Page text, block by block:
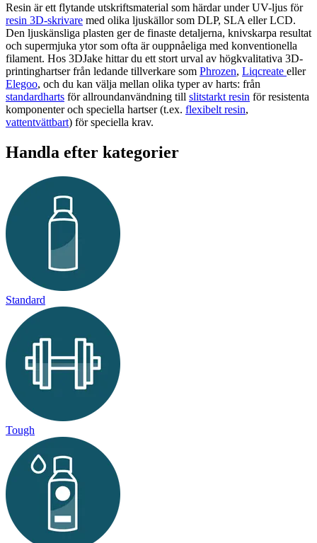
Resin är ett flytande utskriftsmaterial som härdar under UV-ljus för
resin 3D-skrivare med olika ljuskällor som DLP, SLA eller LCD.
Den ljuskänsliga plasten ger de finaste detaljerna, knivskarpa resultat
och supermjuka ytor som ofta är ouppnåeliga med konventionella
filament. Hos 3DJake hittar du ett stort urval av högkvalitativa 3D-
printinghartser från ledande tillverkare som Phrozen, Liqcreate eller
Elegoo, och du kan välja mellan olika typer av harts: från
standardharts för allroundanvändning till slitstarkt resin för resistenta
komponenter och speciella hartser (t.ex. flexibelt resin,
vattentvättbart) för speciella krav.
Handla efter kategorier
Standard
Tough